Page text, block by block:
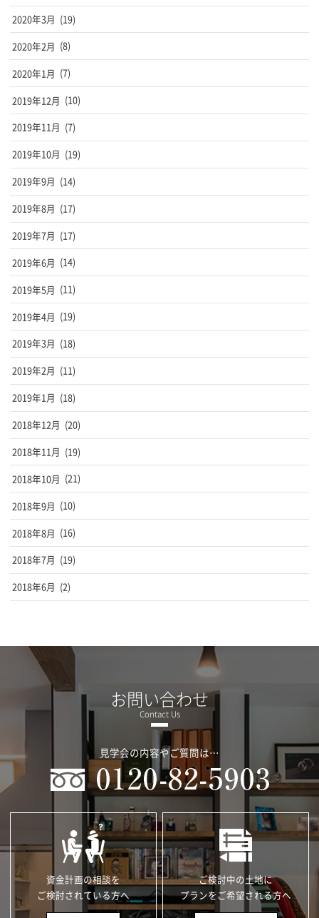
2020年3月 (19)
2020年2月 (8)
2020年1月 (7)
2019年12月 (10)
2019年11月 (7)
2019年10月 (19)
2019年9月 (14)
2019年8月 (17)
2019年7月 (17)
2019年6月 (14)
2019年5月 (11)
2019年4月 (19)
2019年3月 (18)
2019年2月 (11)
2019年1月 (18)
2018年12月 (20)
2018年11月 (19)
2018年10月 (21)
2018年9月 (10)
2018年8月 (16)
2018年7月 (19)
2018年6月 (2)
お問い合わせ
見学会の内容やご質問は…
資金計画の相談を
ご検討されている方へ
ご検討中の土地に
プランをご希望される方へ